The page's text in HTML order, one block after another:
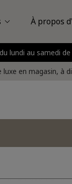
À propos
clients FAQ
Nice
domicile
au samedi
en magasin, à